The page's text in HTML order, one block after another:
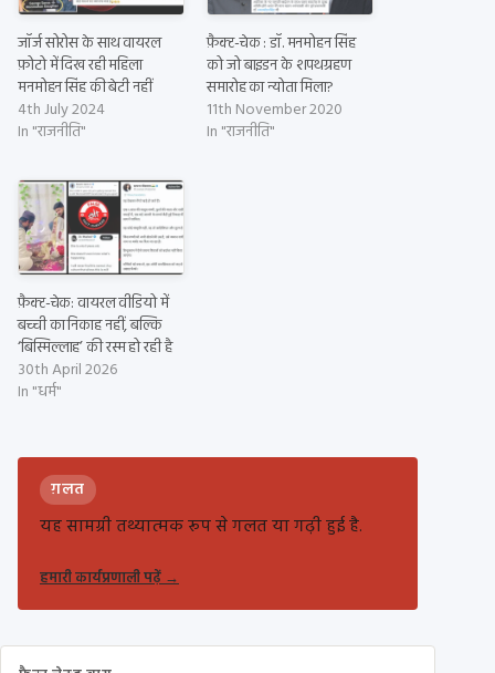
जॉर्ज सोरोस के साथ वायरल
फ़ोटो में दिख रही महिला
मनमोहन सिंह की बेटी नहीं
4th July 2024
In "राजनीति"
फ़ैक्ट-चेक : डॉ. मनमोहन सिंह
को जो बाइडन के शपथग्रहण
समारोह का न्योता मिला?
11th November 2020
In "राजनीति"
फ़ैक्ट-चेक: वायरल वीडियो में
बच्ची का निकाह नहीं, बल्कि
‘बिस्मिल्लाह’ की रस्म हो रही है
30th April 2026
In "धर्म"
ग़लत
यह सामग्री तथ्यात्मक रूप से गलत या गढ़ी हुई है.
हमारी कार्यप्रणाली पढ़ें→